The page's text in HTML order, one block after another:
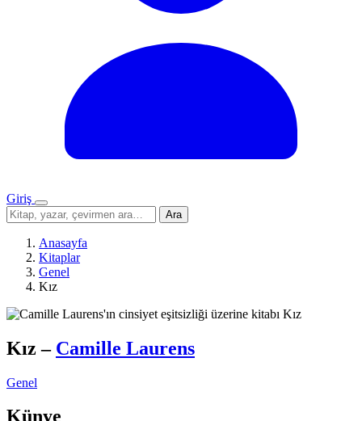
Giriş
Menü
Sitede
ara
Ara
Anasayfa
Kitaplar
Genel
Kız
Kız– Camille Laurens
Genel
Künye